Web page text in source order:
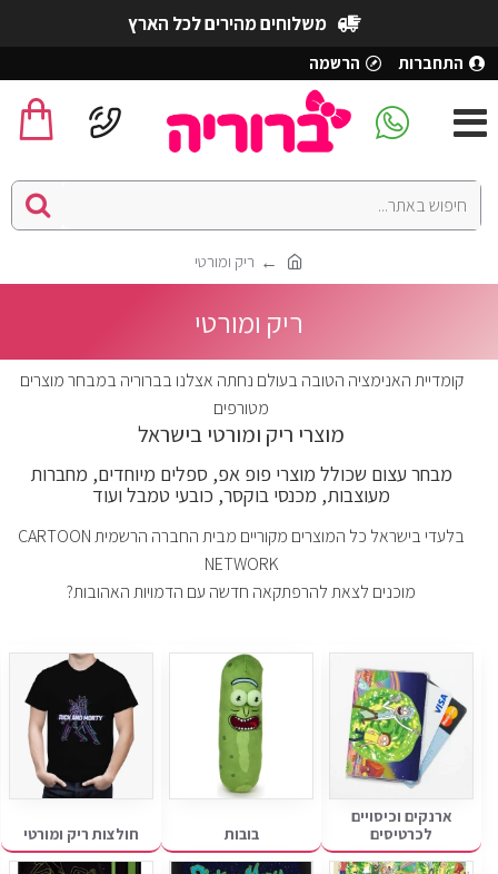
משלוחים מהירים לכל הארץ
התחברות הרשמה
ריק ומורטי
ריק ומורטי
קומדיית האנימציה הטובה בעולם נחתה אצלנו בברוריה במבחר מוצרים
מטורפים
מוצרי ריק ומורטי בישראל
מבחר עצום שכולל מוצרי פופ אפ, ספלים מיוחדים, מחברות
מעוצבות, מכנסי בוקסר, כובעי טמבל ועוד
בלעדי בישראל כל המוצרים מקוריים מבית החברה הרשמית CARTOON
NETWORK
מוכנים לצאת להרפתקאה חדשה עם הדמויות האהובות?
ארנקים וכיסויים
לכרטיסים
בובות חולצות ריק ומורטי